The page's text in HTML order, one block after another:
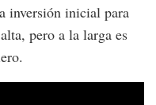
inversión inicial para
pero a la larga es